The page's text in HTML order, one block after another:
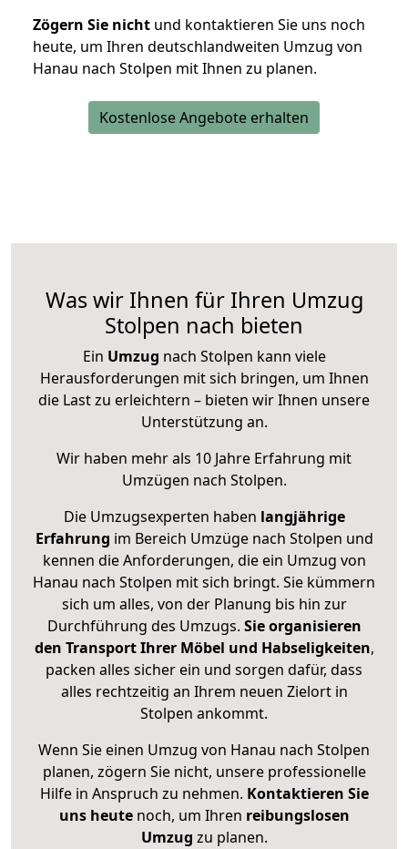
Zögern Sie nicht und kontaktieren Sie uns noch
heute, um Ihren deutschlandweiten Umzug von
Hanau nach Stolpen mit Ihnen zu planen.
Kostenlose Angebote erhalten
Was wir Ihnen für Ihren Umzug
Stolpen nach bieten
Ein Umzug nach Stolpen kann viele
Herausforderungen mit sich bringen, um Ihnen
die Last zu erleichtern – bieten wir Ihnen unsere
Unterstützung an.
Wir haben mehr als 10 Jahre Erfahrung mit
Umzügen nach Stolpen.
Die Umzugsexperten haben langjährige
Erfahrung im Bereich Umzüge nach Stolpen und
kennen die Anforderungen, die ein Umzug von
Hanau nach Stolpen mit sich bringt. Sie kümmern
sich um alles, von der Planung bis hin zur
Durchführung des Umzugs. Sie organisieren
den Transport Ihrer Möbel und Habseligkeiten,
packen alles sicher ein und sorgen dafür, dass
alles rechtzeitig an Ihrem neuen Zielort in
Stolpen ankommt.
Wenn Sie einen Umzug von Hanau nach Stolpen
planen, zögern Sie nicht, unsere professionelle
Hilfe in Anspruch zu nehmen. Kontaktieren Sie
uns heutenoch, um Ihren reibungslosen
Umzug zu planen.